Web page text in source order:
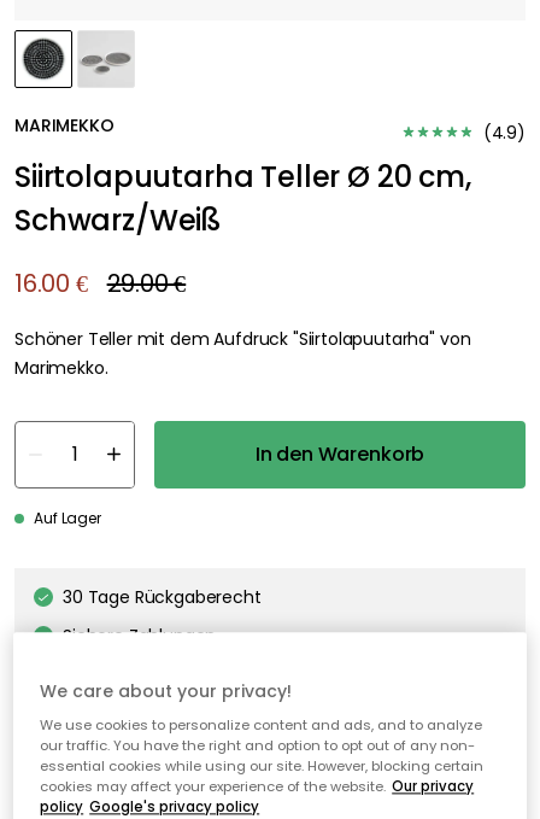
MARIMEKKO (4.9)
Siirtolapuutarha Teller Ø 20 cm,
Schwarz/Weiß
16.00 € 29.00 €
Schöner Teller mit dem Aufdruck "Siirtolapuutarha" von
Marimekko.
In den Warenkorb
Auf Lager
30 Tage Rückgaberecht
Sichere Zahlungen
We care about your privacy!
We use cookies to personalize content and ads, and to analyze
our traffic. You have the right and option to opt out of any non-
essential cookies while using our site. However, blocking certain
cookies may affect your experience of the website. Our privacy
policy Google's privacy policy